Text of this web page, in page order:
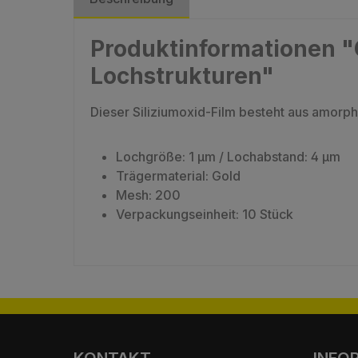
Produktinformationen
Lochstrukturen"
Dieser Siliziumoxid-Film besteht aus
Lochgröße: 1 µm / Lochabstand: 4 µm
Trägermaterial: Gold
Mesh: 200
Verpackungseinheit: 10 Stück